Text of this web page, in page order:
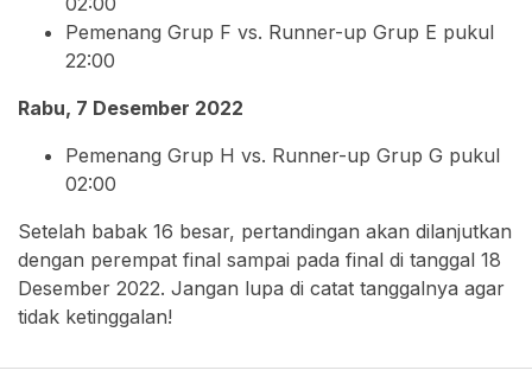
Pemenang Grup F vs. Runner-up Grup E pukul
22:00
Rabu, 7 Desember 2022
Pemenang Grup H vs. Runner-up Grup G pukul
02:00
Setelah babak 16 besar, pertandingan akan dilanjutkan
dengan perempat final sampai pada final di tanggal 18
Desember 2022. Jangan lupa di catat tanggalnya agar
tidak ketinggalan!